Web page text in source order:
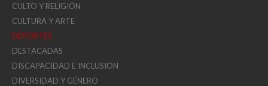
CULTO Y RELIGIÓN
CULTURA Y ARTE
DEPORTES
DESTACADAS
DISCAPACIDAD E INCLUSION
DIVERSIDAD Y GÉNERO